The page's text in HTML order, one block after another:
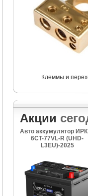
Клеммы и
Акции
Авто аккумулятор
6CT-77VL-R (UHD-
L3EU)-2025